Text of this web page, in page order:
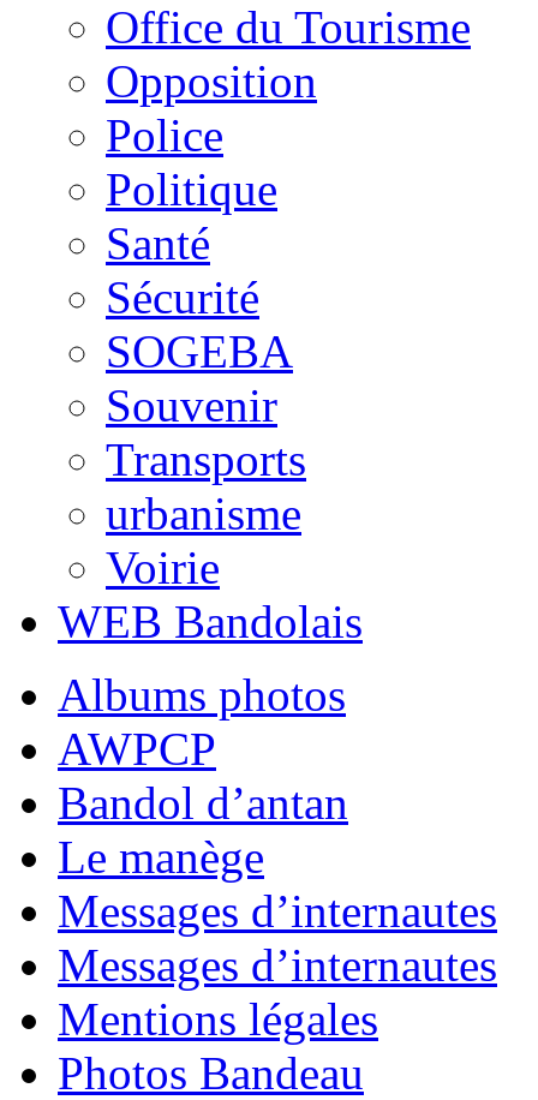
Office du Tourisme
Opposition
Police
Politique
Santé
Sécurité
SOGEBA
Souvenir
Transports
urbanisme
Voirie
WEB Bandolais
Albums photos
AWPCP
Bandol d’antan
Le manège
Messages d’internautes
Messages d’internautes
Mentions légales
Photos Bandeau